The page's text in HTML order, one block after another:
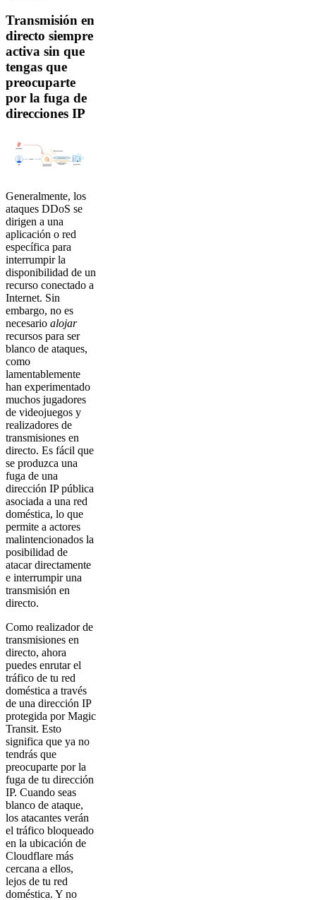
Transmisión en
directo siempre
activa sin que
tengas que
preocuparte
por la fuga de
direcciones IP
Generalmente, los
ataques DDoS se
dirigen a una
aplicación o red
específica para
interrumpir la
disponibilidad de un
recurso conectado a
Internet. Sin
embargo, no es
necesario alojar
recursos para ser
blanco de ataques,
como
lamentablemente
han experimentado
muchos jugadores
de videojuegos y
realizadores de
transmisiones en
directo. Es fácil que
se produzca una
fuga de una
dirección IP pública
asociada a una red
doméstica, lo que
permite a actores
malintencionados la
posibilidad de
atacar directamente
e interrumpir una
transmisión en
directo.
Como realizador de
transmisiones en
directo, ahora
puedes enrutar el
tráfico de tu red
doméstica a través
de una dirección IP
protegida por Magic
Transit. Esto
significa que ya no
tendrás que
preocuparte por la
fuga de tu dirección
IP. Cuando seas
blanco de ataque,
los atacantes verán
el tráfico bloqueado
en la ubicación de
Cloudflare más
cercana a ellos,
lejos de tu red
doméstica. Y no